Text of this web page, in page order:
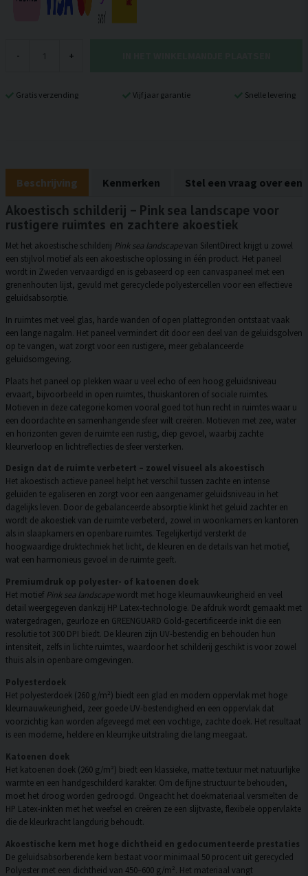
- +
Gratis verzending Vijf jaar garantie Snelle levering
Beschrijving Kenmerken Stel een vraag over een
Akoestisch schilderij – Pink sea landscape voor
rustigere ruimtes en zachtere akoestiek
Met het akoestische schilderij Pink sea landscapevan SilentDirect krijgt u zowel
een stijlvol motief als een akoestische oplossing in één product. Het paneel
wordt in Zweden vervaardigd en is gebaseerd op een canvaspaneel met een
grenenhouten lijst, gevuld met gerecyclede polyestercellen voor een effectieve
geluidsabsorptie.
In ruimtes met veel glas, harde wanden of open plattegronden ontstaat vaak
een lange nagalm. Het paneel vermindert dit door een deel van de geluidsgolven
op te vangen, wat zorgt voor een rustigere, meer gebalanceerde
geluidsomgeving.
Plaats het paneel op plekken waar u veel echo of een hoog geluidsniveau
ervaart, bijvoorbeeld in open ruimtes, thuiskantoren of sociale ruimtes.
Motieven in deze categorie komen vooral goed tot hun recht in ruimtes waar u
een doordachte en samenhangende sfeer wilt creëren. Motieven met zee, water
en horizonten geven de ruimte een rustig, diep gevoel, waarbij zachte
kleurverloop en lichtreflecties de sfeer versterken.
Design dat de ruimte verbetert – zowel visueel als akoestisch
Het akoestisch actieve paneel helpt het verschil tussen zachte en intense
geluiden te egaliseren en zorgt voor een aangenamer geluidsniveau in het
dagelijks leven. Door de gebalanceerde absorptie klinkt het geluid zachter en
wordt de akoestiek van de ruimte verbeterd, zowel in woonkamers en kantoren
als in slaapkamers en openbare ruimtes. Tegelijkertijd versterkt de
hoogwaardige druktechniek het licht, de kleuren en de details van het motief,
wat een harmonieus gevoel in de ruimte geeft.
Premiumdruk op polyester- of katoenen doek
Het motief Pink sea landscapewordt met hoge kleurnauwkeurigheid en veel
detail weergegeven dankzij HP Latex-technologie. De afdruk wordt gemaakt met
watergedragen, geurloze en GREENGUARD Gold-gecertificeerde inkt die een
resolutie tot 300 DPI biedt. De kleuren zijn UV-bestendig en behouden hun
intensiteit, zelfs in lichte ruimtes, waardoor het schilderij geschikt is voor zowel
thuis als in openbare omgevingen.
Polyesterdoek
Het polyesterdoek (260 g/m²) biedt een glad en modern oppervlak met hoge
kleurnauwkeurigheid, zeer goede UV-bestendigheid en een oppervlak dat
voorzichtig kan worden afgeveegd met een vochtige, zachte doek. Het resultaat
is een moderne, heldere en kleurrijke uitstraling die lang meegaat.
Katoenen doek
Het katoenen doek (260 g/m²) biedt een klassieke, matte textuur met natuurlijke
warmte en een handgeschilderd karakter. Om de fijne structuur te behouden,
moet het droog worden gedroogd. Ongeacht het doekmateriaal versmelten de
HP Latex-inkten met het weefsel en creëren ze een slijtvaste, flexibele oppervlakte
die de kleurkracht langdurig behoudt.
Akoestische kern met hoge dichtheid en gedocumenteerde prestaties
De geluidsabsorberende kern bestaat voor minimaal 50 procent uit gerecycled
Polyester met een dichtheid van 450–600 g/m². Het materiaal vangt